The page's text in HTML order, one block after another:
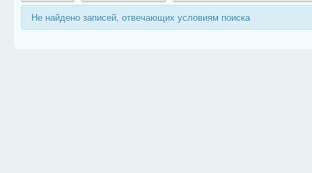
Не найдено записей, отвечающих условиям поиска